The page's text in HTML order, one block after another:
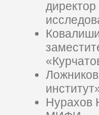
Нурахов